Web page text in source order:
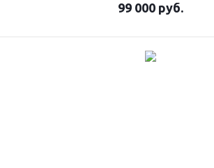
99 000 руб.